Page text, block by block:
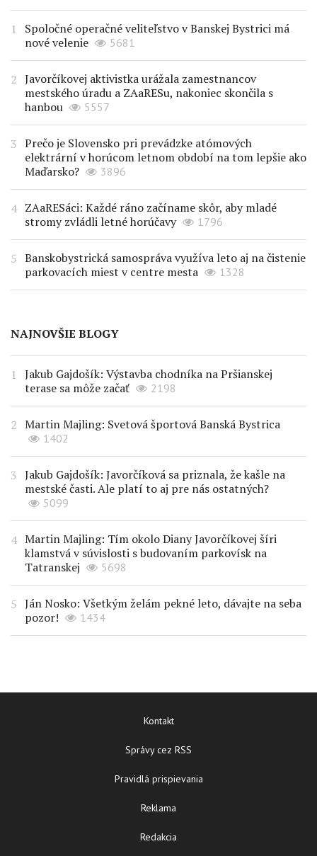
Spoločné operačné veliteľstvo v Banskej Bystrici má
nové velenie
5681
Javorčíkovej aktivistka urážala zamestnancov
mestského úradu a ZAaRESu, nakoniec skončila s
hanbou
5557
Prečo je Slovensko pri prevádzke atómových
elektrární v horúcom letnom období na tom lepšie ako
Maďarsko?
3896
ZAaRESáci: Každé ráno začíname skôr, aby mladé
stromy zvládli letné horúčavy
1796
Banskobystrická samospráva využíva leto aj na čistenie
parkovacích miest v centre mesta
1328
NAJNOVŠIE BLOGY
Jakub Gajdošík: Výstavba chodníka na Pršianskej
terase sa môže začať
2198
Martin Majling: Svetová športová Banská Bystrica
1402
Jakub Gajdošík: Javorčíková sa priznala, že kašle na
mestské časti. Ale platí to aj pre nás ostatných?
5099
Martin Majling: Tím okolo Diany Javorčíkovej šíri
klamstvá v súvislosti s budovaním parkovísk na
Tatranskej
5698
Ján Nosko: Všetkým želám pekné leto, dávajte na seba
pozor!
1434
Kontakt
Správy cez RSS
Pravidlá prispievania
Reklama
Redakcia